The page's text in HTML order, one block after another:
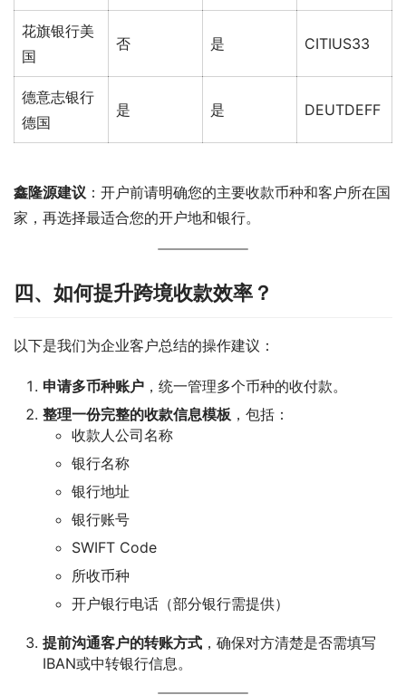
花旗银行美
国
否 是 CITIUS33
德意志银行
德国
是 是 DEUTDEFF
鑫隆源建议 ：开户前请明确您的主要收款币种和客户所在国
家，再选择最适合您的开户地和银行。
四、如何提升跨境收款效率？
以下是我们为企业客户总结的操作建议：
申请多币种账户 ，统一管理多个币种的收付款。
整理一份完整的收款信息模板 ，包括：
收款人公司名称
银行名称
银行地址
银行账号
SWIFT Code
所收币种
开户银行电话（部分银行需提供）
提前沟通客户的转账方式 ，确保对方清楚是否需填写
IBAN或中转银行信息。